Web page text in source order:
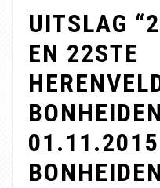
UITSLAG
EN 22STE
BONHEIDEN